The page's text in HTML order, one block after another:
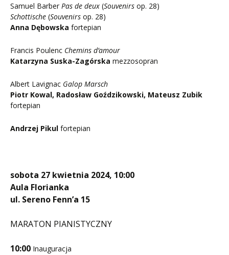
Samuel Barber Pas de deux (Souvenirs op. 28)
Schottische (Souvenirs op. 28)
Anna Dębowska fortepian
Francis Poulenc Chemins d’amour
Katarzyna Suska-Zagórska mezzosopran
Albert Lavignac Galop Marsch
Piotr Kowal, Radosław Goździkowski, Mateusz Zubik
fortepian
Andrzej Pikul fortepian
sobota 27 kwietnia 2024, 10:00
Aula Florianka
ul. Sereno Fenn’a 15
MARATON PIANISTYCZNY
10:00 Inauguracja